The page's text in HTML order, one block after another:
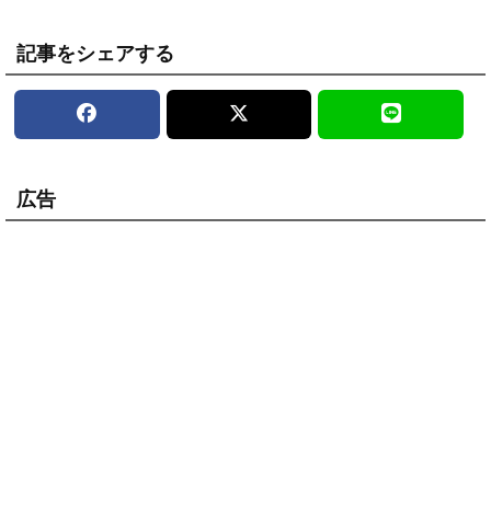
記事をシェアする
広告